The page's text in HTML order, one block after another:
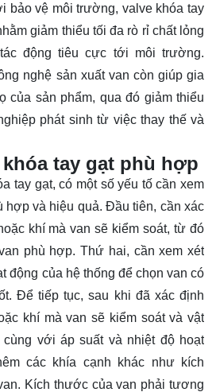
bảo vệ môi trường, valve khóa tay
giảm thiểu tối đa rò rỉ chất lỏng
động tiêu cực tới môi trường.
nghệ sản xuất van còn giúp gia
của sản phẩm, qua đó giảm thiểu
phát sinh từ việc thay thế và
tay gạt phù hợp
tay gạt, có một số yếu tố cần xem
hợp và hiệu quả. Đầu tiên, cần xác
khí mà van sẽ kiểm soát, từ đó
phù hợp. Thứ hai, cần xem xét
động của hệ thống để chọn van có
Để tiếp tục, sau khi đã xác định
khí mà van sẽ kiểm soát và vật
cùng với áp suất và nhiệt độ hoạt
các khía cạnh khác như kích
Kích thước của van phải tương